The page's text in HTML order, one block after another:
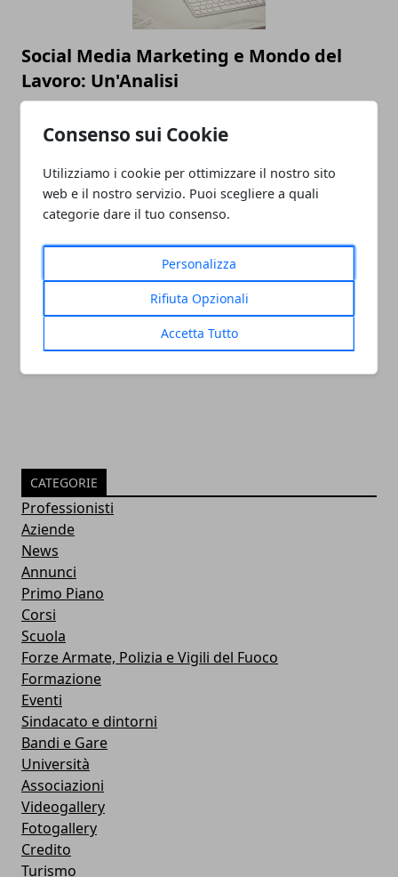
Consenso sui Cookie
Utilizziamo i cookie per ottimizzare il nostro sito
web e il nostro servizio. Puoi scegliere a quali
categorie dare il tuo consenso.
Personalizza
Rifiuta Opzionali
Accetta Tutto
Social Media Marketing e Mondo del
Lavoro: Un'Analisi
Lavoro in solitario: tutto quello che c’è
CATEGORIE
Professionisti
Aziende
News
Annunci
Primo Piano
Corsi
Scuola
Forze Armate, Polizia e Vigili del Fuoco
Formazione
Eventi
Sindacato e dintorni
Bandi e Gare
Università
Associazioni
Videogallery
Fotogallery
Credito
Turismo